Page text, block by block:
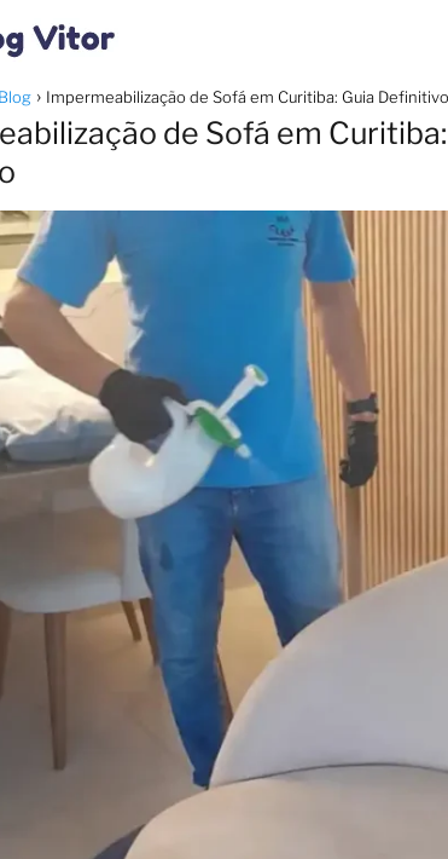
Blog Impermeabilização de Sofá em Curitiba: Guia
de Sofá em